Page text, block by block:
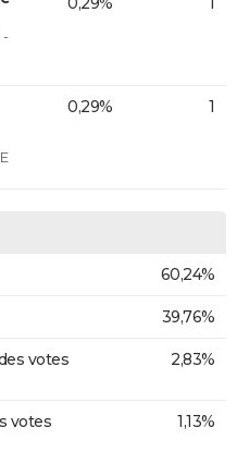
-
0,29% 1
60,24%
39,76%
votes
2,83%
votes
1,13%